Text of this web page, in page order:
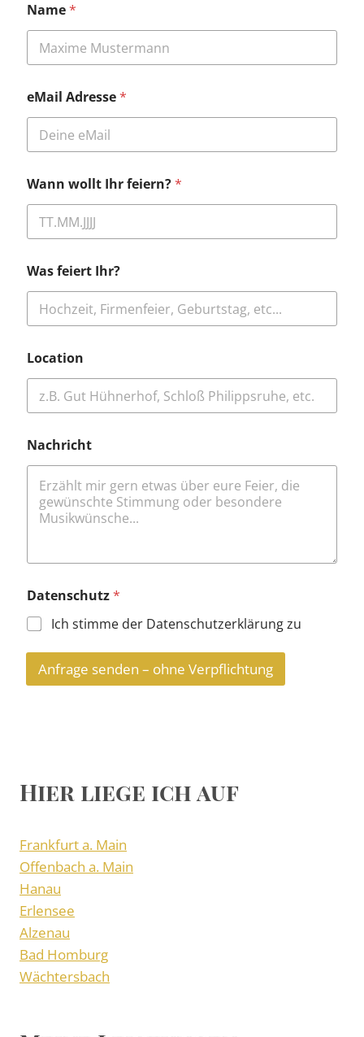
Name*
a
n
N
c
h
r
c
t
a
i
o
eMail Adresse*
Wann wollt Ihr feiern?*
Was feiert Ihr?
Location
Nachricht
Datenschutz*
Ich stimme der Datenschutzerklärung zu
Anfrage senden – ohne Verpflichtung
Hier liege ich auf
Frankfurt a. Main
Offenbach a. Main
Hanau
Erlensee
Alzenau
Bad Homburg
Wächtersbach